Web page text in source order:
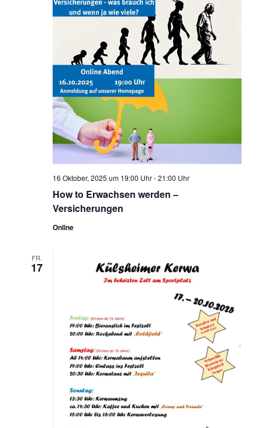
How to Erwachsen werden –
Versicherungen
16 Oktober, 2025 um 19:00 Uhr-21:00 Uhr
Online
FR.
17